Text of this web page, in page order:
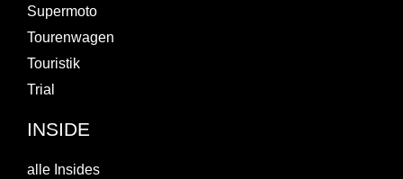
Supermoto
Tourenwagen
Touristik
Trial
INSIDE
alle Insides